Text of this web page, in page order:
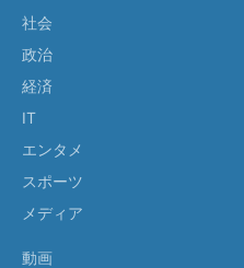
社会
政治
経済
IT
エンタメ
スポーツ
メディア
動画